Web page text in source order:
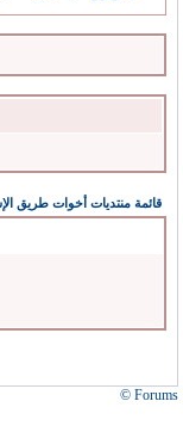
قائمة منتديات أخوات طريق
Forums ©